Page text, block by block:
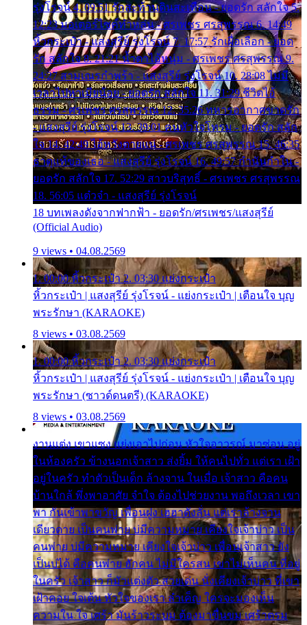
รุ่งโรจน์ 4. 09:51 รักสะท้านดินสะเทือน - ยอดรัก สลักใจ 5.
12:23 มอเตอร์ไซค์ทำหล่น - ศรเพชร ศรสุพรรณ 6. 14:49
หิ้วกระเป๋า - แสงสุรีย์ รุ่งโรจน์ 7. 17:57 รักเผื่อเลือก - ยอด
รัก สลักใจ 8. 21:21 น้ำตาไอ้หนุ่ม - ศรเพชร ศรสุพรรณ 9.
24:27 สามเณรกำพร้า - แสงสุรีย์ รุ่งโรจน์ 10. 28:08 ไม่มี
เวลาไปหาเมียน้อย - ยอดรัก สลักใจ 11. 31:29 ชีวิตไอ้
ธรรม - ศรเพชร ศรสุพรรณ 12. 35:26 ทหารอากาศขาดรัก
- แสงสุรีย์ รุ่งโรจน์ 13. 39:01 คนหัวใจโทรม - ยอดรัก สลัก
ใจ 14. 42:49 ไอ้หวังตายแน่ - ศรเพชร ศรสุพรรณ 15. 46:35
ธาตุแท้ของเธอ - แสงสุรีย์ รุ่งโรจน์ 16. 49:57 กำนันกำใน -
ยอดรัก สลักใจ 17. 52:29 สาวบริสุทธิ์ - ศรเพชร ศรสุพรรณ
18. 56:05 แต๋วจ๋า - แสงสุรีย์ รุ่งโรจน์
18 บทเพลงดังจากฟากฟ้า - ยอดรัก/ศรเพชร/แสงสุรีย์
(Official Audio)
9 views • 04.08.2569
1. 00:00 หิ้วกระเป๋า 2. 03:30 แย่งกระเป๋า
หิ้วกระเป๋า | แสงสุรีย์ รุ่งโรจน์ - แย่งกระเป๋า | เตือนใจ บุญ
พระรักษา (KARAOKE)
8 views • 03.08.2569
1. 00:00 หิ้วกระเป๋า 2. 03:30 แย่งกระเป๋า
หิ้วกระเป๋า | แสงสุรีย์ รุ่งโรจน์ - แย่งกระเป๋า | เตือนใจ บุญ
พระรักษา (ซาวด์ดนตรี) (KARAOKE)
8 views • 03.08.2569
งานแต่ง เขาแซง แย่งเอาไปก่อน หัวใจอาวรณ์ มาซ่อน อยู่
ในห้องครัว ข้างนอกเจ้าสาว ส่งยิ้ม ให้คนไปทั่ว แต่เรา เฝ้า
อยู่ในครัว ทำตัวเป็นเด็ก ล้างจาน ในเมื่อ เจ้าสาว คือคน
บ้านใกล้ พึ่งพาอาศัย จำใจ ต้องไปช่วยงาน พอถึงเวลา เขา
พา กันเข้าพาขวัญ เพื่อนฝูง เฮฮาดังลั่น แต่เราล้างจาน
เดียวดาย เป็นคนพ่าย บ่มีความหมาย เคียงใจเจ้าบ่าว เป็น
คนพ่าย บ่มีความหมาย เคียงใจเจ้าบ่าว เพื่อนเจ้าสาว ยัง
เป็นบ่ได้ คือคนพ่าย ฮักคน ไม่มีใครสน เขาไม่เห็นคน ที่อยู่
ในครัว เจ้าสาว ก็มัวแต่งตัว สวยเด่น นั่งเคียงเจ้าบ่าว ที่เขา
เฝ้าคอย ใจเต้น หัวใจของเรา ลำเค็ญ ใครจะมองเห็น
ความใน ใจ เศร้า มันร้าวระบม ต้องมาขื่นขม เศร้าตรม